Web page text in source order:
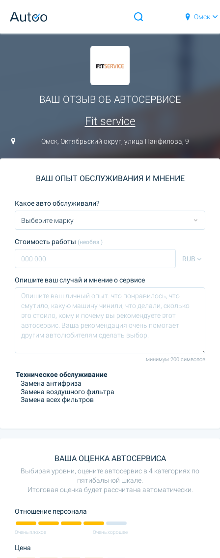
Омск
ВАШ ОТЗЫВ ОБ АВТОСЕРВИСЕ
Fit service
Омск, Октябрьский округ, улица Панфилова, 9
ВАШ ОПЫТ ОБСЛУЖИВАНИЯ И МНЕНИЕ
Какое авто обслуживали?
Стоимость работы (необяз.)
RUB
Опишите ваш случай и мнение о сервисе
минимум 200 символов
ВАША ОЦЕНКА АВТОСЕРВИСА
Выбирая уровни, оцените автосервис в 4 категориях по
пятибальной шкале.
Итоговая оценка будет рассчитана автоматически.
Отношение персонала
Очень плохое Очень хорошее
Цена